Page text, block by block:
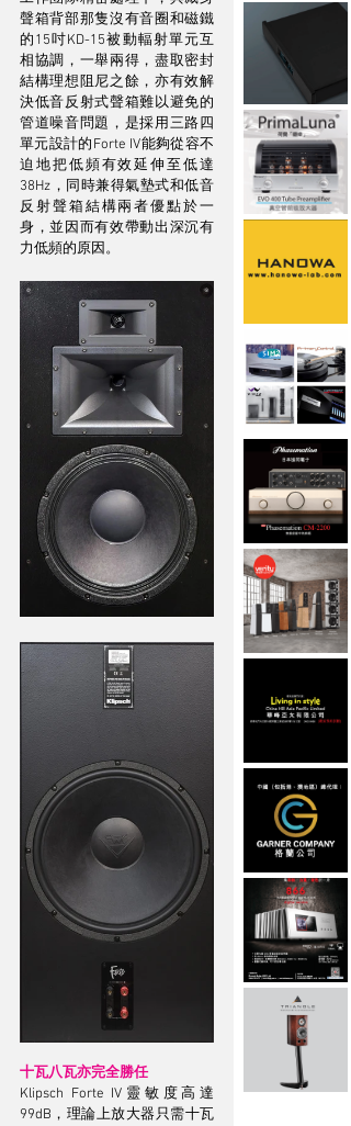
聲箱背部那隻沒有音圈和磁鐵
的15吋KD-15被動輻射單元互
相協調，一舉兩得，盡取密封
結構理想阻尼之餘，亦有效解
決低音反射式聲箱難以避免的
管道噪音問題，是採用三路四
單元設計的Forte IV能夠從容不
迫地把低頻有效延伸至低達
38Hz，同時兼得氣墊式和低音
反射聲箱結構兩者優點於一
身，並因而有效帶動出深沉有
力低頻的原因。
十瓦八瓦亦完全勝任
Klipsch Forte IV靈敏度高達
99dB，理論上放大器只需十瓦